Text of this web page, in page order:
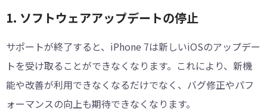
1. ソフトウェアアップデートの停止
サポートが終了すると、iPhone 7は新しいiOSのアップデー
トを受け取ることができなくなります。これにより、新機
能や改善が利用できなくなるだけでなく、バグ修正やパフ
ォーマンスの向上も期待できなくなります。